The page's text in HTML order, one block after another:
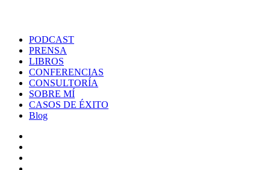
PODCAST
PRENSA
LIBROS
CONFERENCIAS
CONSULTORÍA
SOBRE MÍ
CASOS DE ÉXITO
Blog